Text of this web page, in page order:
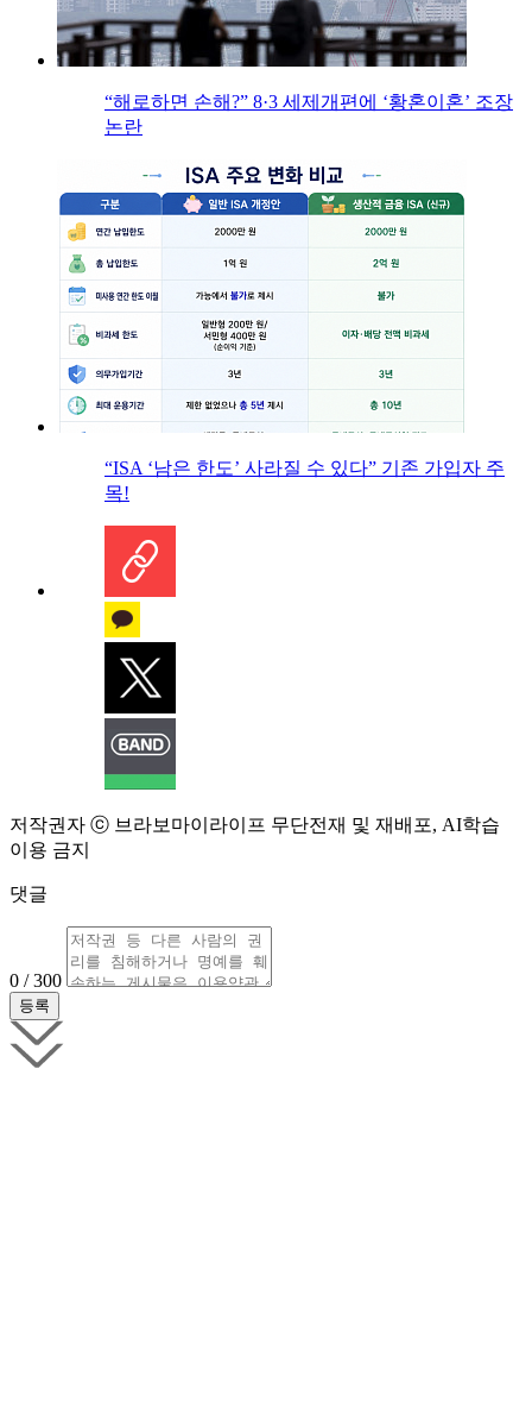
“해로하면 손해?” 8·3 세제개편에 ‘황혼이혼’ 조장
논란
“ISA ‘남은 한도’ 사라질 수 있다” 기존 가입자 주
목!
저작권자 ⓒ 브라보마이라이프 무단전재 및 재배포, AI학습
이용 금지
댓글
0 / 300